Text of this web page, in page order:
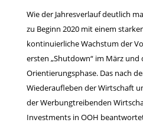
Wie der Jahresverlauf deutlich
zu Beginn 2020 mit einem
kontinuierliche Wachstum der
ersten „Shutdown“ im März und
Orientierungsphase. Das nach
Wiederaufleben der Wirtschaft
der Werbungtreibenden
Investments in OOH